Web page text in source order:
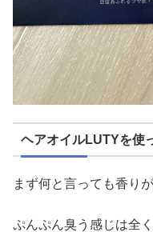
ヘアオイルLUTYを使
まず何と言っても香り
ぷんぷん臭う感じは全